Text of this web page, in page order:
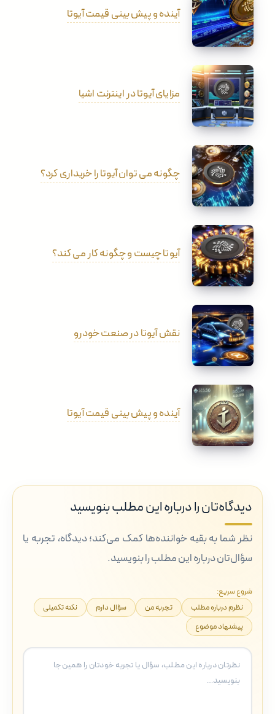
آینده و پیش بینی قیمت آیوتا
مزایای آیوتا در اینترنت اشیا
چگونه می توان آیوتا را خریداری کرد؟
آیوتا چیست و چگونه کار می کند؟
نقش آیوتا در صنعت خودرو
آینده و پیش بینی قیمت آیوتا
دیدگاه‌تان را درباره این مطلب بنویسید
نظر شما به بقیه خواننده‌ها کمک می‌کند؛ دیدگاه، تجربه یا
سؤال‌تان درباره این مطلب را بنویسید.
شروع سریع:
نظرم درباره مطلب
تجربه من سؤال دارم
نکته تکمیلی
پیشنهاد موضوع